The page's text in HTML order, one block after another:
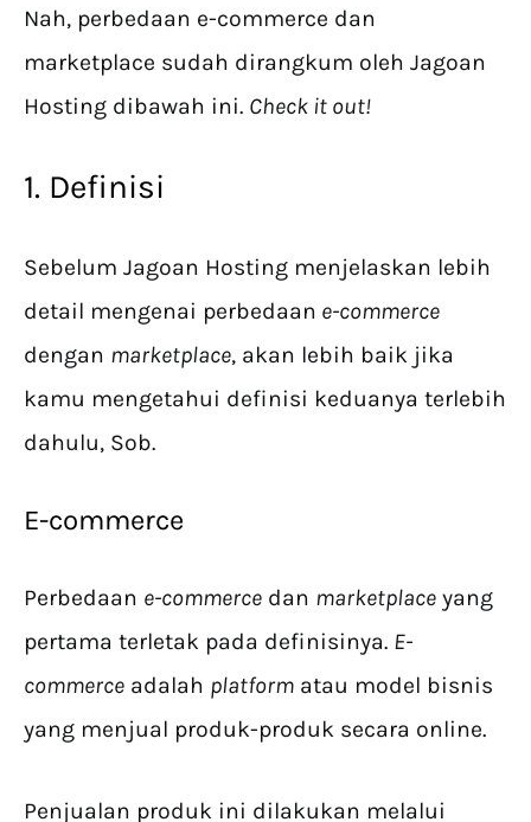
Nah, perbedaan e-commerce dan
marketplace sudah dirangkum oleh Jagoan
Hosting dibawah ini. Check it out!
1. Definisi
Sebelum Jagoan Hosting menjelaskan lebih
detail mengenai perbedaan e-commerce
dengan marketplace, akan lebih baik jika
kamu mengetahui definisi keduanya terlebih
dahulu, Sob.
E-commerce
Perbedaan e-commerce dan marketplace yang
pertama terletak pada definisinya. E-
commerce adalah platform atau model bisnis
yang menjual produk-produk secara online.
Penjualan produk ini dilakukan melalui